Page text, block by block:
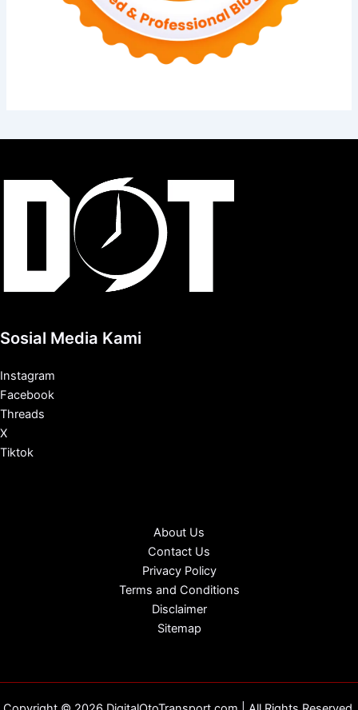
Sosial Media Kami
Instagram
Facebook
Threads
X
Tiktok
About Us
Contact Us
Privacy Policy
Terms and Conditions
Disclaimer
Sitemap